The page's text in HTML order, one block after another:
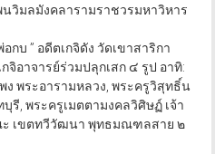
นวิมลมังคลารามราชวรมหาวิหาร
กบ ” อดีตเกจิดัง วัดเขาสาริกา
จิอาจารย์ร่วมปลุกเสก ๔ รูป อาทิ:
ง พระอารามหลวง, พระครูวิสุทธิ์น
, พระครูเมตตามงคลวิศิษฏ์ เจ้า
เขตทวีวัฒนา พุทธมณฑลสาย ๒